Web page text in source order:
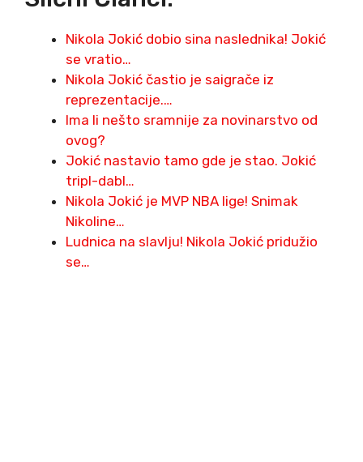
Nikola Jokić dobio sina naslednika! Jokić
se vratio…
Nikola Jokić častio je saigrače iz
reprezentacije.…
Ima li nešto sramnije za novinarstvo od
ovog?
Jokić nastavio tamo gde je stao. Jokić
tripl-dabl…
Nikola Jokić je MVP NBA lige! Snimak
Nikoline…
Ludnica na slavlju! Nikola Jokić pridužio
se…